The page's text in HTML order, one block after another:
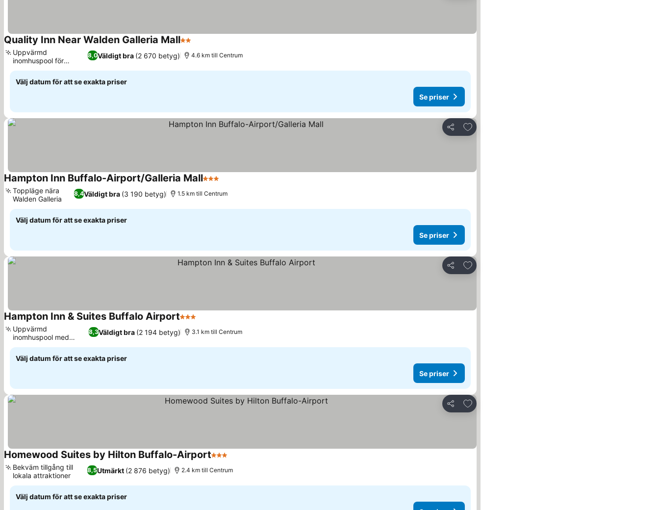
Quality Inn Near Walden Galleria Mall2 Stjärnor
8,0Väldigt bra (2 670 betyg)
Uppvärmd
inomhuspool för
avkoppling
4.6 km till Centrum
Välj datum för att se exakta priser
Se priser
Dela
Lägg till i Mina Favoriter
Hampton Inn Buffalo-Airport/Galleria Mall3 Stjärnor
8,4Väldigt bra (3 190 betyg)
Toppläge nära
Walden Galleria
1.5 km till Centrum
Välj datum för att se exakta priser
Se priser
Dela
Lägg till i Mina Favoriter
Hampton Inn & Suites Buffalo Airport3 Stjärnor
8,3Väldigt bra (2 194 betyg)
Uppvärmd
inomhuspool med
saltvatten
3.1 km till Centrum
Välj datum för att se exakta priser
Se priser
Dela
Lägg till i Mina Favoriter
Homewood Suites by Hilton Buffalo-Airport3 Stjärnor
8,5Utmärkt (2 876 betyg)
Bekväm tillgång till
lokala attraktioner
2.4 km till Centrum
Välj datum för att se exakta priser